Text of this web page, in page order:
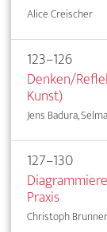
Alice Creischer
123–126
Denken/
Kunst)
Jens Badura,
127–130
Praxis
Christoph Brunner